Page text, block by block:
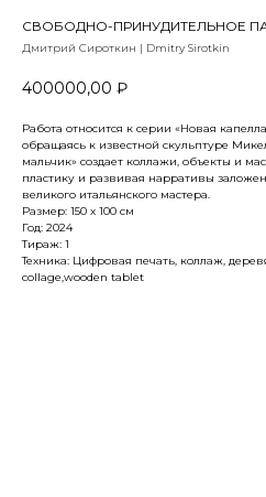
СВОБОДНО-ПРИНУДИТЕЛЬНОЕ
Дмитрий Сироткин | Dmitry Sirotkin
400000,00 ₽
Работа относится к серии «Новая
обращаясь к известной скульптуре
мальчик» создает коллажи, объекты и
пластику и развивая нарративы
великого итальянского мастера.
Размер: 150 х 100 см
Год: 2024
Тираж: 1
Техника: Цифровая печать, коллаж,
collage,wooden tablet